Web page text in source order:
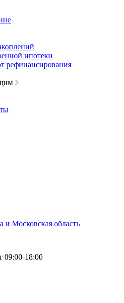
ипотеки
рефинансирования
и Московская область
09:00-18:00